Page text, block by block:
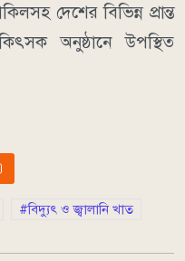
দেশের বিভিন্ন প্রান্ত
অনুষ্ঠানে উপস্থিত
বিদ্যুৎ ও জ্বালানি খাত